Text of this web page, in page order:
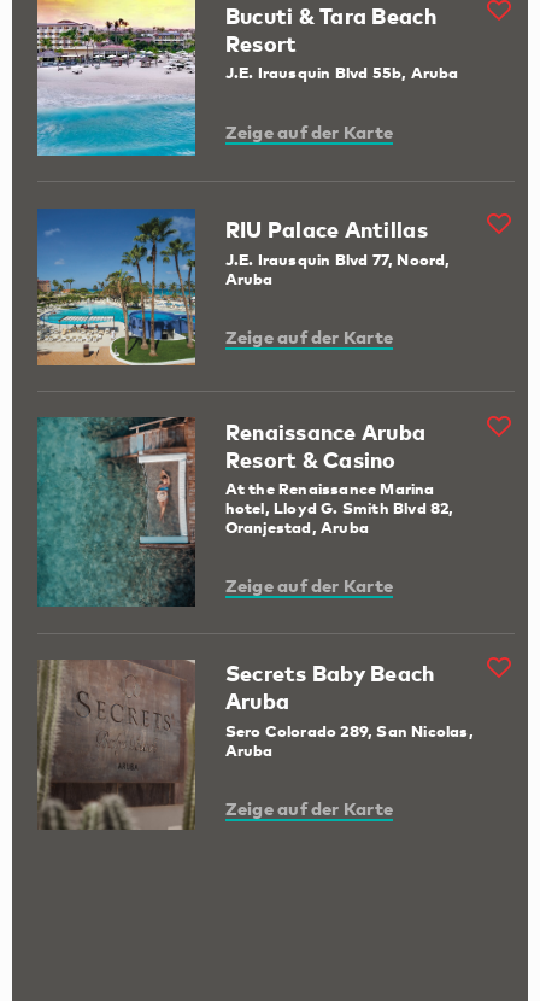
Bucuti & Tara Beach
Resort
J.E. Irausquin Blvd 55b, Aruba
Zeige auf der Karte
RIU Palace Antillas
J.E. Irausquin Blvd 77, Noord,
Aruba
Zeige auf der Karte
Renaissance Aruba
Resort & Casino
At the Renaissance Marina
hotel, Lloyd G. Smith Blvd 82,
Oranjestad, Aruba
Zeige auf der Karte
Secrets Baby Beach
Aruba
Sero Colorado 289, San Nicolas,
Aruba
Zeige auf der Karte